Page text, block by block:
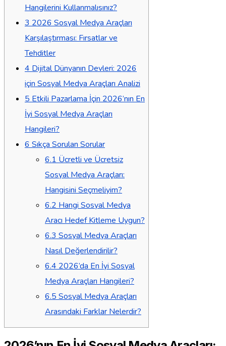
Hangilerini Kullanmalısınız?
3 2026 Sosyal Medya Araçları
Karşılaştırması: Fırsatlar ve
Tehditler
4 Dijital Dünyanın Devleri: 2026
için Sosyal Medya Araçları Analizi
5 Etkili Pazarlama İçin 2026’nın En
İyi Sosyal Medya Araçları
Hangileri?
6 Sıkça Sorulan Sorular
6.1 Ücretli ve Ücretsiz
Sosyal Medya Araçları:
Hangisini Seçmeliyim?
6.2 Hangi Sosyal Medya
Aracı Hedef Kitleme Uygun?
6.3 Sosyal Medya Araçları
Nasıl Değerlendirilir?
6.4 2026’da En İyi Sosyal
Medya Araçları Hangileri?
6.5 Sosyal Medya Araçları
Arasındaki Farklar Nelerdir?